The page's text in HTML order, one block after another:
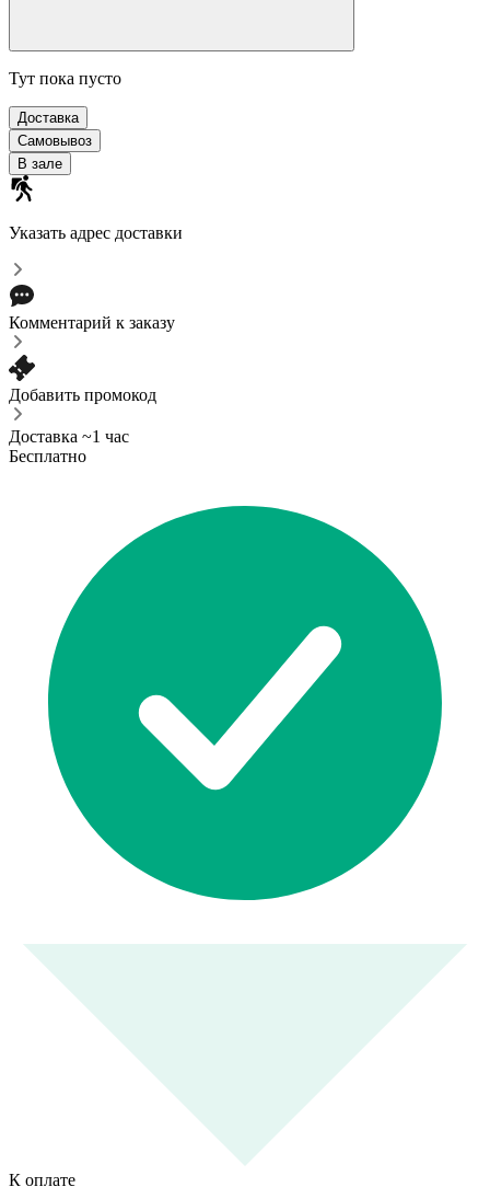
Тут пока пусто
Доставка
Самовывоз
В зале
Указать адрес доставки
Комментарий к заказу
Добавить промокод
Доставка ~1 час
Бесплатно
К оплате